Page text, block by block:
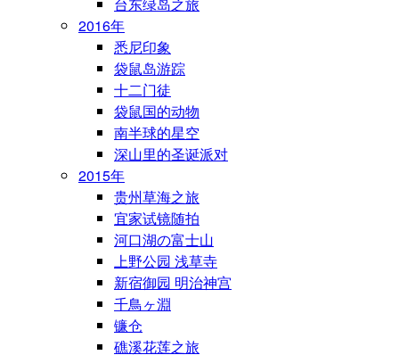
台东绿岛之旅
2016年
悉尼印象
袋鼠岛游踪
十二门徒
袋鼠国的动物
南半球的星空
深山里的圣诞派对
2015年
贵州草海之旅
宜家试镜随拍
河口湖の富士山
上野公园 浅草寺
新宿御园 明治神宫
千鳥ヶ淵
镰仓
礁溪花莲之旅